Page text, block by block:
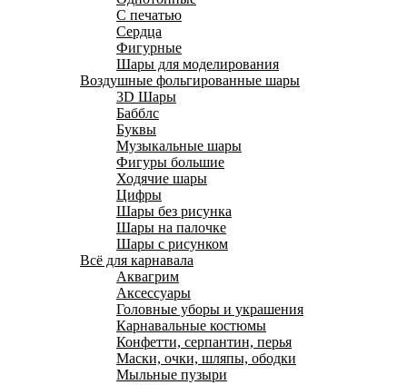
С печатью
Сердца
Фигурные
Шары для моделирования
Воздушные фольгированные шары
3D Шары
Бабблс
Буквы
Музыкальные шары
Фигуры большие
Ходячие шары
Цифры
Шары без рисунка
Шары на палочке
Шары с рисунком
Всё для карнавала
Аквагрим
Аксессуары
Головные уборы и украшения
Карнавальные костюмы
Конфетти, серпантин, перья
Маски, очки, шляпы, ободки
Мыльные пузыри